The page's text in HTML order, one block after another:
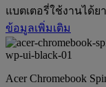
แบตเตอรี่ใช้งานได้ย
ข้อมูลเพิ่มเติม
Acer Chromebook